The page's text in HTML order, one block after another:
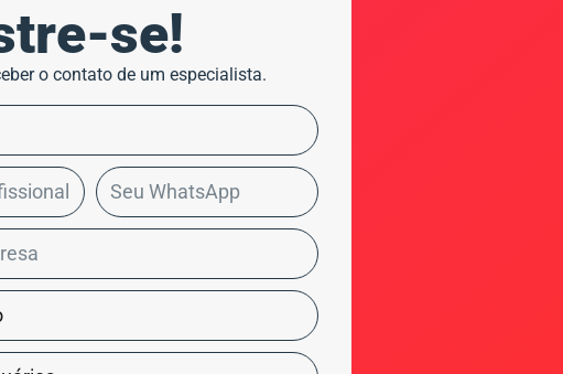
se!
o contato de um especialista.